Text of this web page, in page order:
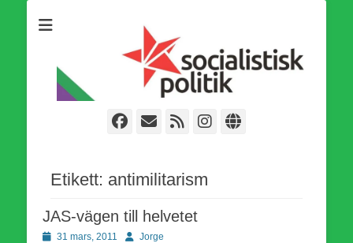
världsomfattande socialistiska Fjärde Internationalen och en viktig
tillgång i kampen för en socialistisk framtid!
Facebook
E-
Webbflöde
Instagram
Webbplats
Etikett: antimilitarism
JAS-vägen till helvetet
Publicerad
31 mars, 2011 Författare
Jorge